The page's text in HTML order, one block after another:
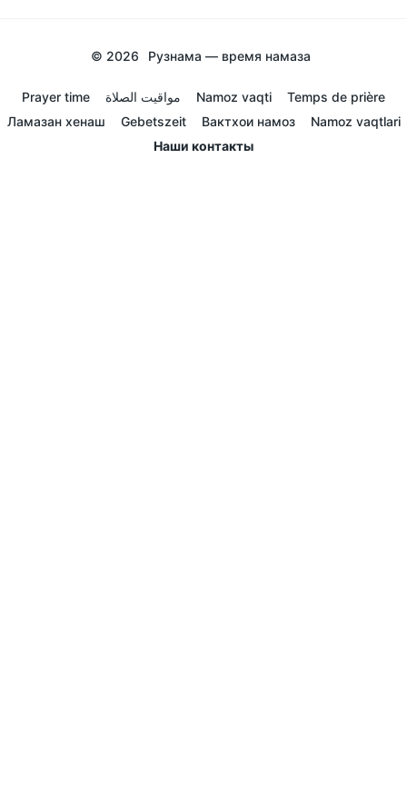
© 2026 Рузнама — время намаза
Prayer time مواقيت الصلاة Namoz vaqti
Temps de prière
Ламазан хенаш
Gebetszeit Вактхои намоз
Namoz vaqtlari
Наши контакты